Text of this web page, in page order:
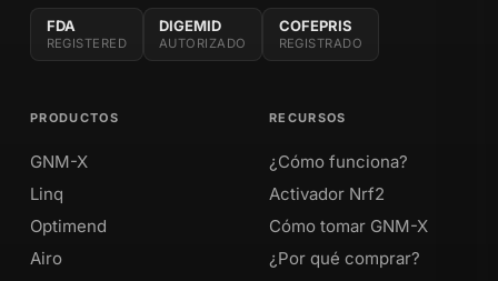
FDA
REGISTERED
DIGEMID
AUTORIZADO
COFEPRIS
REGISTRADO
PRODUCTOS
GNM-X
Linq
Optimend
Airo
RECURSOS
¿Cómo funciona?
Activador Nrf2
Cómo tomar GNM-X
¿Por qué comprar?